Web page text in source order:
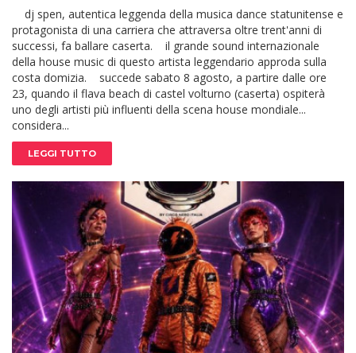
dj spen, autentica leggenda della musica dance statunitense e
protagonista di una carriera che attraversa oltre trent'anni di
successi, fa ballare caserta. il grande sound internazionale
della house music di questo artista leggendario approda sulla
costa domizia. succede sabato 8 agosto, a partire dalle ore
23, quando il flava beach di castel volturno (caserta) ospiterà
uno degli artisti più influenti della scena house mondiale...
considera...
LEGGI TUTTO